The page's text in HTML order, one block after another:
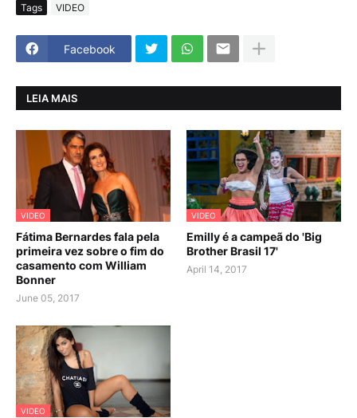
Tags VIDEO
Facebook
LEIA MAIS
VIDEO
Fátima Bernardes fala pela
primeira vez sobre o fim do
casamento com William
Bonner
June 05, 2017
VIDEO
Emilly é a campeã do 'Big
Brother Brasil 17'
April 14, 2017
VIDEO